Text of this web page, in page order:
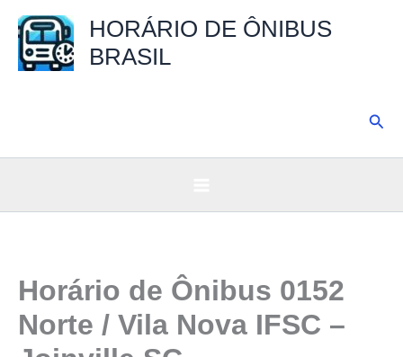
para
HORÁRIO DE ÔNIBUS
BRASIL
Horário de Ônibus 0152
Norte / Vila Nova IFSC –